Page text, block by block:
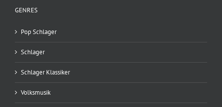
GENRES
Pop Schlager
Schlager
Schlager Klassiker
Volksmusik